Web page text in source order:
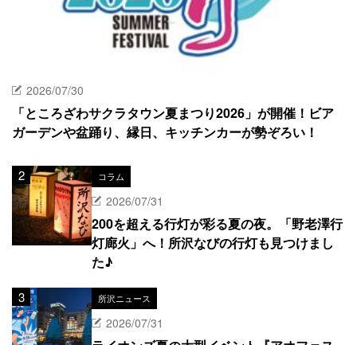
2026/07/30
「ところざわサクラタウン夏まつり2026」が開催！ビア
ガーデンや盆踊り、縁日、キッチンカーが勢ぞろい！
コラム
2026/07/31
200を超える行灯が彩る夏の夜。「野老澤行
灯廊火」へ！所沢なびの行灯も見つけまし
た♪
所沢ニュース
2026/07/31